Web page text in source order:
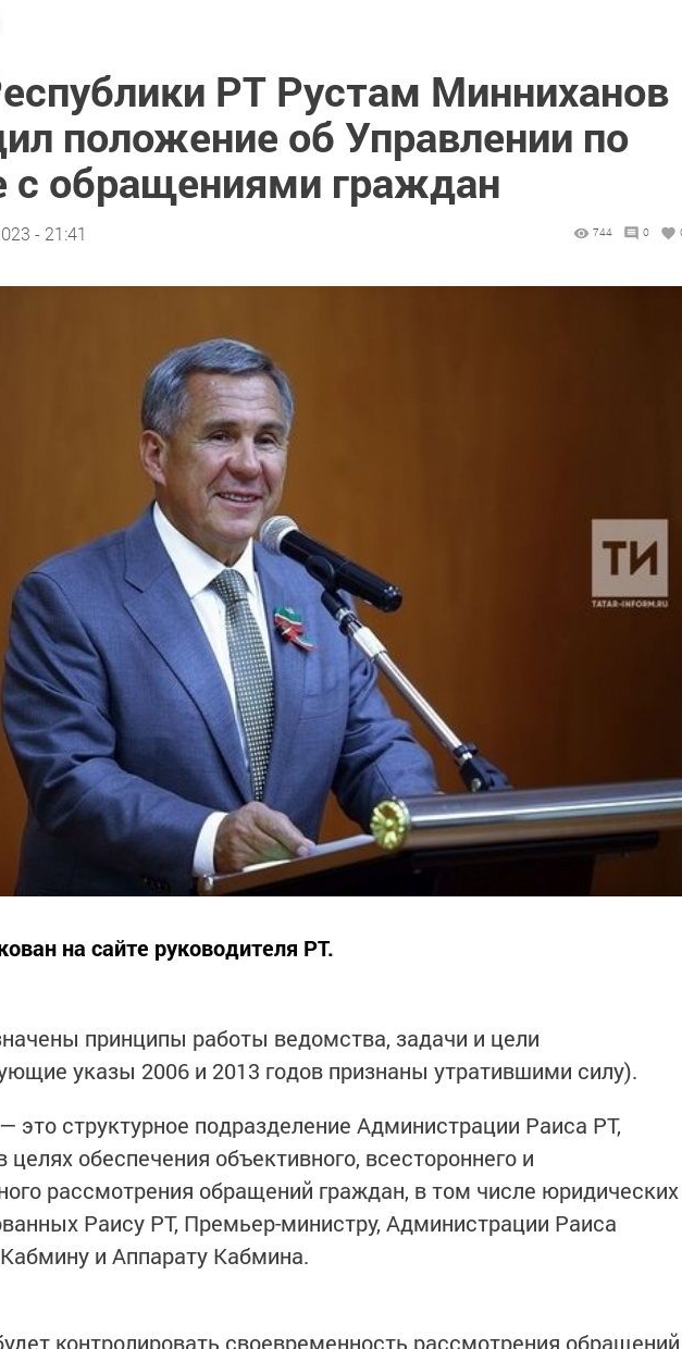
РТ Рустам Минниханов
положение об Управлении по
с обращениями граждан
- 21:41 744 0
на сайте руководителя РТ.
принципы работы ведомства, задачи и цели
указы 2006 и 2013 годов признаны утратившими силу).
это структурное подразделение Администрации Раиса РТ,
целях обеспечения объективного, всестороннего и
рассмотрения обращений граждан, в том числе юридических
Раису РТ, Премьер-министру, Администрации Раиса
и Аппарату Кабмина.
контролировать своевременность рассмотрения обращений